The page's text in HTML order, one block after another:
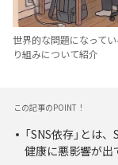
世界的な問題になって
り組みについて紹介
この記事のPOINT！
「SNS依存」とは
健康に悪影響が出